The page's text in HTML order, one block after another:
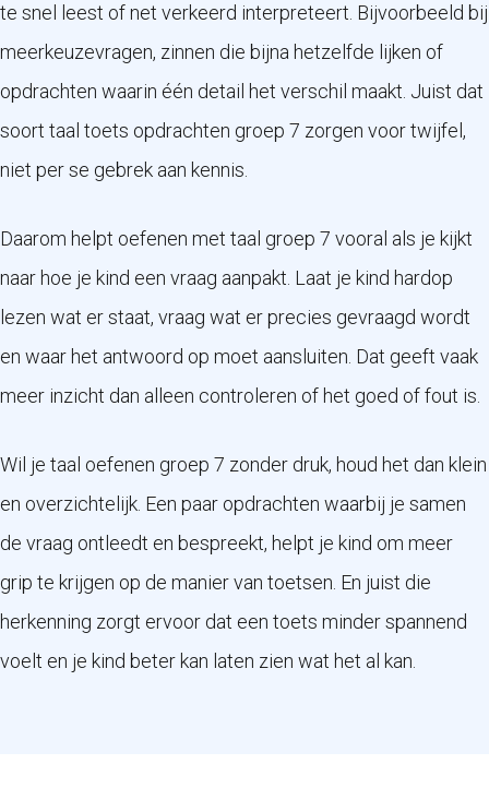
te snel leest of net verkeerd interpreteert. Bijvoorbeeld bij
meerkeuzevragen, zinnen die bijna hetzelfde lijken of
opdrachten waarin één detail het verschil maakt. Juist dat
soort taal toets opdrachten groep 7 zorgen voor twijfel,
niet per se gebrek aan kennis.
Daarom helpt oefenen met taal groep 7 vooral als je kijkt
naar hoe je kind een vraag aanpakt. Laat je kind hardop
lezen wat er staat, vraag wat er precies gevraagd wordt
en waar het antwoord op moet aansluiten. Dat geeft vaak
meer inzicht dan alleen controleren of het goed of fout is.
Wil je taal oefenen groep 7 zonder druk, houd het dan klein
en overzichtelijk. Een paar opdrachten waarbij je samen
de vraag ontleedt en bespreekt, helpt je kind om meer
grip te krijgen op de manier van toetsen. En juist die
herkenning zorgt ervoor dat een toets minder spannend
voelt en je kind beter kan laten zien wat het al kan.